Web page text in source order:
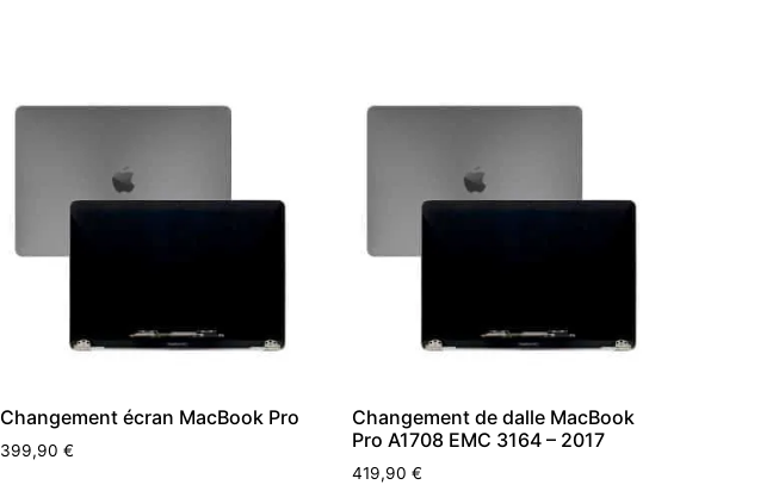
Changement écran MacBook Pro
399,90€
Changement de dalle MacBook
Pro A1708 EMC 3164 – 2017
419,90€